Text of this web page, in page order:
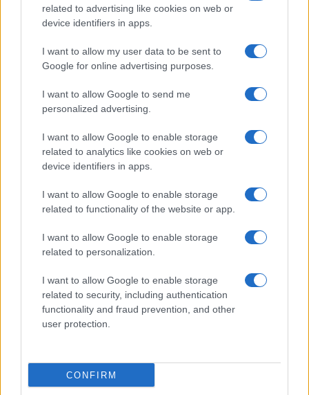
related to advertising like cookies on web or
device identifiers in apps.
I want to allow my user data to be sent to
Google for online advertising purposes.
I want to allow Google to send me
personalized advertising.
I want to allow Google to enable storage
related to analytics like cookies on web or
device identifiers in apps.
I want to allow Google to enable storage
related to functionality of the website or app.
I want to allow Google to enable storage
related to personalization.
I want to allow Google to enable storage
related to security, including authentication
functionality and fraud prevention, and other
user protection.
CONFIRM
B2B NEWS
Ripensare le tecnologie umanitarie oltre i criteri dei
Martina Marchesi · 10 Lug 2026